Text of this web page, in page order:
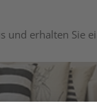
und erhalten Sie